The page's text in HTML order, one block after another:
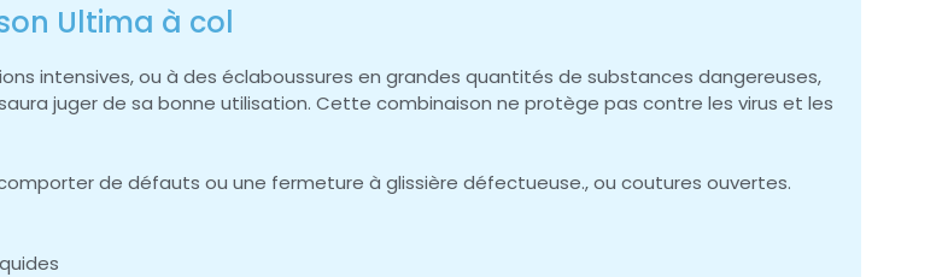
Ultima à col
intensives, ou à des éclaboussures en grandes quantités de substances dangereuses,
juger de sa bonne utilisation. Cette combinaison ne protège pas contre les virus et les
de défauts ou une fermeture à glissière défectueuse., ou coutures ouvertes.